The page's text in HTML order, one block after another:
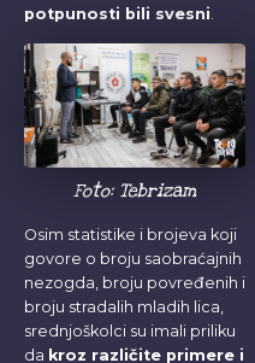
potpunosti bili svesni
Foto: Tebrizam
Osim statistike i brojeva koji
govore o broju saobraćajnih
nezogda, broju povređenih i
broju stradalih mladih lica,
srednjoškolci su imali priliku
da kroz različite primere i